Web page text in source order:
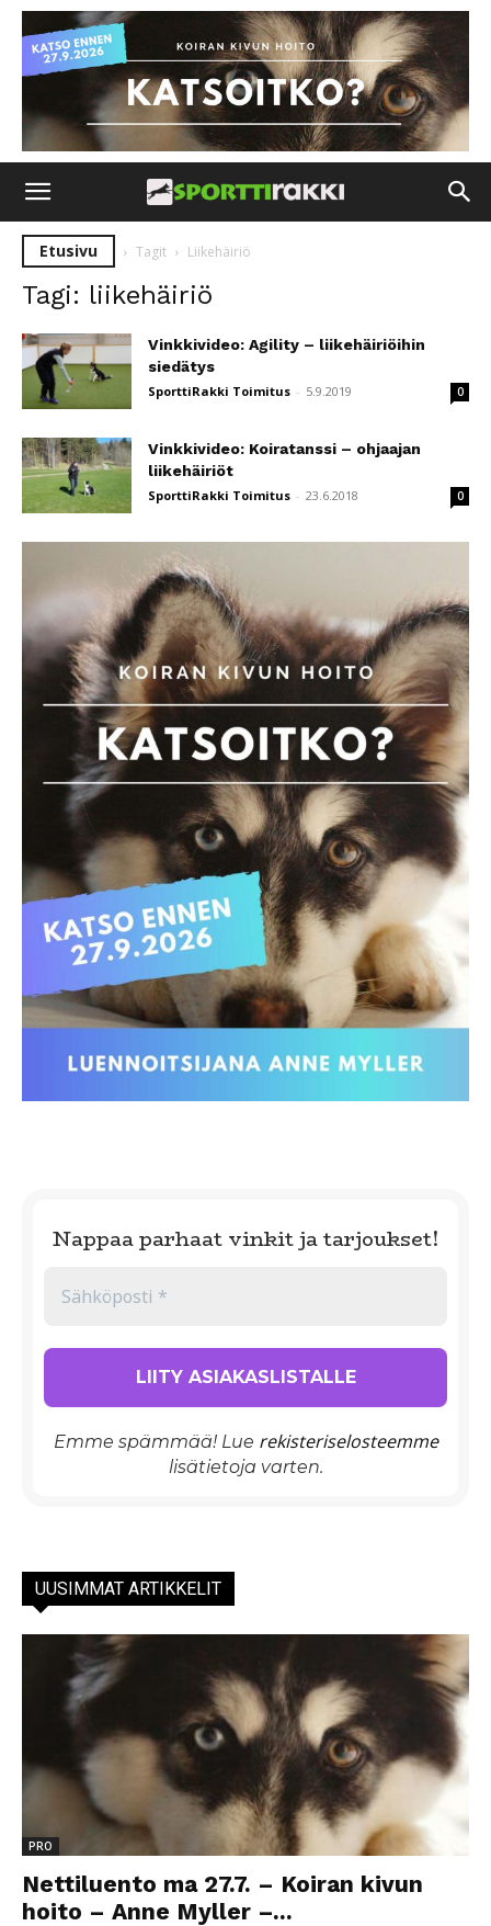
Etusivu Tagit Liikehäiriö
Tagi: liikehäiriö
Vinkkivideo: Agility – liikehäiriöihin
siedätys
SporttiRakki Toimitus - 5.9.2019 0
Vinkkivideo: Koiratanssi – ohjaajan
liikehäiriöt
SporttiRakki Toimitus - 23.6.2018 0
Nappaa parhaat vinkit ja tarjoukset!
Emme spämmää! Lue rekisteriselosteemme
lisätietoja varten.
UUSIMMAT ARTIKKELIT
PRO
Nettiluento ma 27.7. – Koiran kivun
hoito – Anne Myller –...